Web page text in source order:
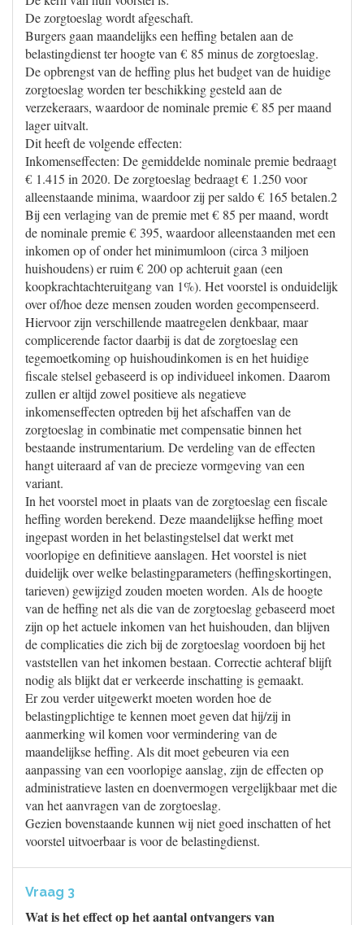
De zorgtoeslag wordt afgeschaft.
Burgers gaan maandelijks een heffing betalen aan de
belastingdienst ter hoogte van € 85 minus de zorgtoeslag.
De opbrengst van de heffing plus het budget van de huidige
zorgtoeslag worden ter beschikking gesteld aan de
verzekeraars, waardoor de nominale premie € 85 per maand
lager uitvalt.
Dit heeft de volgende effecten:
Inkomenseffecten: De gemiddelde nominale premie bedraagt
€ 1.415 in 2020. De zorgtoeslag bedraagt € 1.250 voor
alleenstaande minima, waardoor zij per saldo € 165 betalen.2
Bij een verlaging van de premie met € 85 per maand, wordt
de nominale premie € 395, waardoor alleenstaanden met een
inkomen op of onder het minimumloon (circa 3 miljoen
huishoudens) er ruim € 200 op achteruit gaan (een
koopkrachtachteruitgang van 1%). Het voorstel is onduidelijk
over of/hoe deze mensen zouden worden gecompenseerd.
Hiervoor zijn verschillende maatregelen denkbaar, maar
complicerende factor daarbij is dat de zorgtoeslag een
tegemoetkoming op huishoudinkomen is en het huidige
fiscale stelsel gebaseerd is op individueel inkomen. Daarom
zullen er altijd zowel positieve als negatieve
inkomenseffecten optreden bij het afschaffen van de
zorgtoeslag in combinatie met compensatie binnen het
bestaande instrumentarium. De verdeling van de effecten
hangt uiteraard af van de precieze vormgeving van een
variant.
In het voorstel moet in plaats van de zorgtoeslag een fiscale
heffing worden berekend. Deze maandelijkse heffing moet
ingepast worden in het belastingstelsel dat werkt met
voorlopige en definitieve aanslagen. Het voorstel is niet
duidelijk over welke belastingparameters (heffingskortingen,
tarieven) gewijzigd zouden moeten worden. Als de hoogte
van de heffing net als die van de zorgtoeslag gebaseerd moet
zijn op het actuele inkomen van het huishouden, dan blijven
de complicaties die zich bij de zorgtoeslag voordoen bij het
vaststellen van het inkomen bestaan. Correctie achteraf blijft
nodig als blijkt dat er verkeerde inschatting is gemaakt.
Er zou verder uitgewerkt moeten worden hoe de
belastingplichtige te kennen moet geven dat hij/zij in
aanmerking wil komen voor vermindering van de
maandelijkse heffing. Als dit moet gebeuren via een
aanpassing van een voorlopige aanslag, zijn de effecten op
administratieve lasten en doenvermogen vergelijkbaar met die
van het aanvragen van de zorgtoeslag.
Gezien bovenstaande kunnen wij niet goed inschatten of het
voorstel uitvoerbaar is voor de belastingdienst.
Vraag 3
Wat is het effect op het aantal ontvangers van